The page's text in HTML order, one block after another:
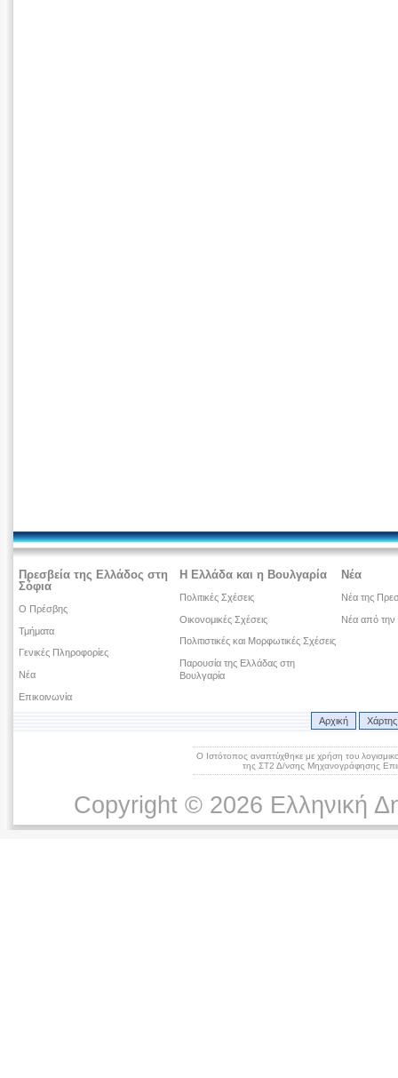
Πρεσβεία της Ελλάδος στη
Σόφια
Ο Πρέσβης
Τμήματα
Γενικές Πληροφορίες
Νέα
Επικοινωνία
Η Ελλάδα και η Βουλγαρία
Πολιτικές Σχέσεις
Οικονομικές Σχέσεις
Πολιτιστικές και Μορφωτικές Σχέσεις
Παρουσία της Ελλάδας στη
Βουλγαρία
Νέα
Νέα της
Νέα από την
Αρχική
Ο Ιστότοπος αναπτύχθηκε με χρήση του
της ΣΤ2 Δ/νσης Μηχανογράφησης
Copyright © 2026 Ελληνική